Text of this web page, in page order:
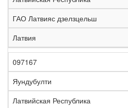
ГАО Латвияс дзелзцельш
Латвия
097167
Яундубулти
Латвийская Республика